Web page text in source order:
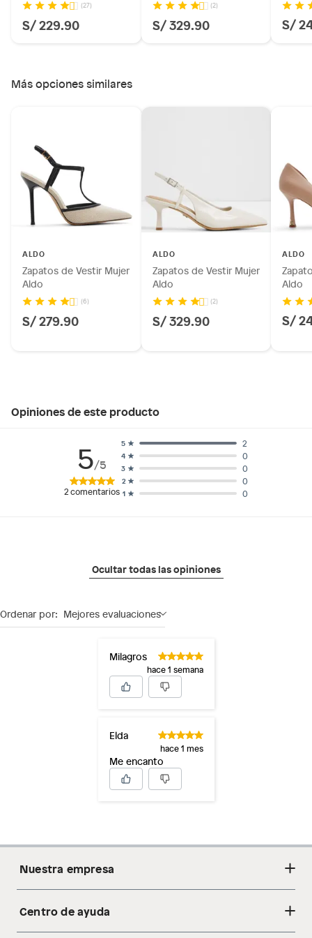
(27)
S/ 229.90
(2)
S/ 329.90 S/
Más opciones similares
ALDO
Zapatos de Vestir Mujer
Aldo
(6)
S/ 279.90
ALDO
Zapatos de Vestir Mujer
Aldo
(2)
S/ 329.90
ALDO
Aldo
S/
Opiniones de este producto
5/5
2comentarios 1 0
2 0
3 0
4 0
5 2
Ocultar todas las opiniones
Ordenar por: Mejores evaluaciones
Milagros
hace 1 semana
Elda
hace 1 mes
Me encanto
Nuestra empresa
Acerca de nosotros
Centro de ayuda